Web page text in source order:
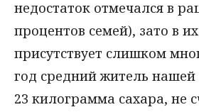
недостаток отмечался в
процентов семей), зато в
присутствует слишком
год средний житель нашей
23 килограмма сахара, не